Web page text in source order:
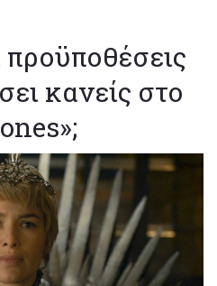
προϋποθέσεις
κανείς στο